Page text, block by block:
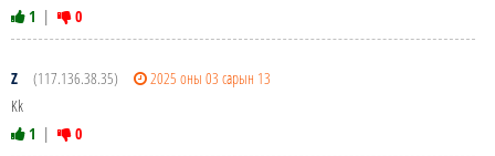
1 | 0
Z (117.136.38.35)
2025 оны 03 сарын 13
Kk
1 | 0